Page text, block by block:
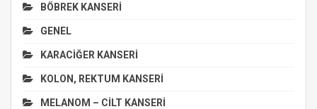
BÖBREK KANSERİ
GENEL
KARACİĞER KANSERİ
KOLON, REKTUM KANSERİ
MELANOM – CİLT KANSERİ